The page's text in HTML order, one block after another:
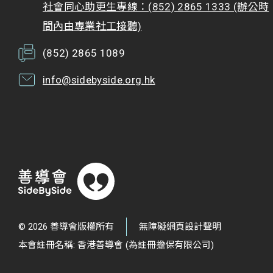
社會同心助更生專線：(852) 2865 1333 (辦公時
間內由專業社工接聽)
(852) 2865 1089
info@sidebyside.org.hk
© 2026 善導會版權所有
無障礙網頁設計聲明
本會註冊名稱: 香港善導會 (為註冊擔保有限公司)